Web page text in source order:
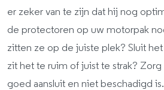
er zeker van te zijn dat hij nog
de protectoren op uw motorpak
zitten ze op de juiste plek? Sluit
zit het te ruim of juist te strak?
goed aansluit en niet beschadigd